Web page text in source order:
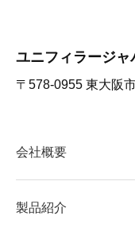
ユニフィラージャ
〒578-0955 東大阪
会社概要
製品紹介